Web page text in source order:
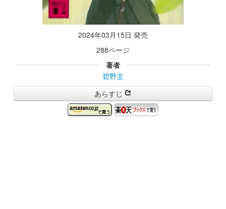
2024年03月15日 発売
288ページ
著者
碧野圭
あらすじ